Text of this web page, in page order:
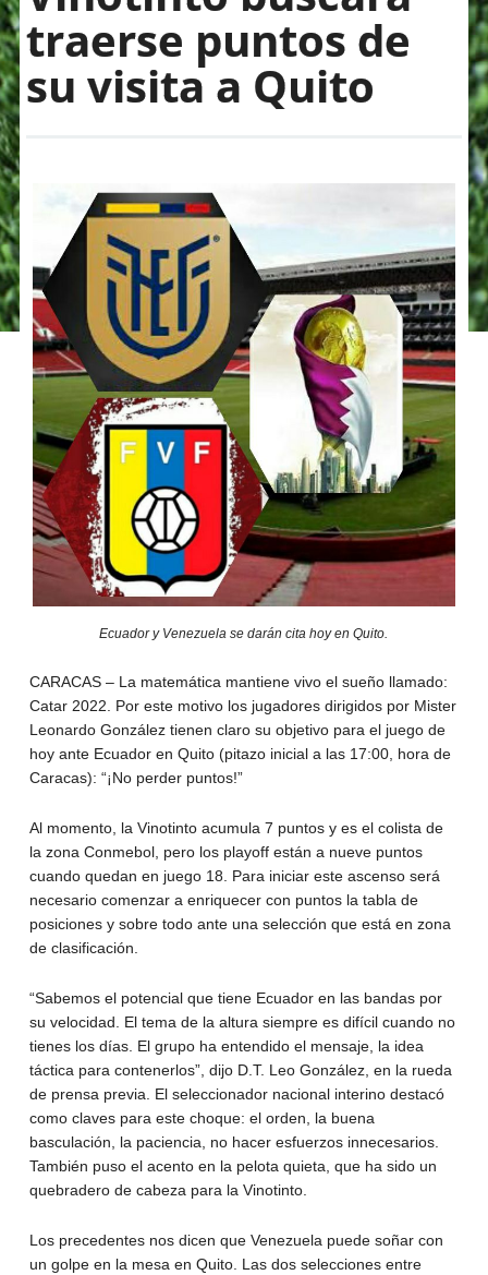
traerse puntos de
su visita a Quito
Ecuador y Venezuela se darán cita hoy en Quito.
CARACAS – La matemática mantiene vivo el sueño llamado:
Catar 2022. Por este motivo los jugadores dirigidos por Mister
Leonardo González tienen claro su objetivo para el juego de
hoy ante Ecuador en Quito (pitazo inicial a las 17:00, hora de
Caracas): “¡No perder puntos!”
Al momento, la Vinotinto acumula 7 puntos y es el colista de
la zona Conmebol, pero los playoff están a nueve puntos
cuando quedan en juego 18. Para iniciar este ascenso será
necesario comenzar a enriquecer con puntos la tabla de
posiciones y sobre todo ante una selección que está en zona
de clasificación.
“Sabemos el potencial que tiene Ecuador en las bandas por
su velocidad. El tema de la altura siempre es difícil cuando no
tienes los días. El grupo ha entendido el mensaje, la idea
táctica para contenerlos”, dijo D.T. Leo González, en la rueda
de prensa previa. El seleccionador nacional interino destacó
como claves para este choque: el orden, la buena
basculación, la paciencia, no hacer esfuerzos innecesarios.
También puso el acento en la pelota quieta, que ha sido un
quebradero de cabeza para la Vinotinto.
Los precedentes nos dicen que Venezuela puede soñar con
un golpe en la mesa en Quito. Las dos selecciones entre